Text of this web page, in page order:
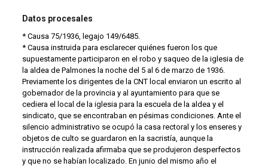
Datos procesales
* Causa 75/1936, legajo 149/6485.
* Causa instruida para esclarecer quiénes fueron los que
supuestamente participaron en el robo y saqueo de la iglesia de
la aldea de Palmones la noche del 5 al 6 de marzo de 1936.
Previamente los dirigentes de la CNT local enviaron un escrito al
gobernador de la provincia y al ayuntamiento para que se
cediera el local de la iglesia para la escuela de la aldea y el
sindicato, que se encontraban en pésimas condiciones. Ante el
silencio administrativo se ocupó la casa rectoral y los enseres y
objetos de culto se guardaron en la sacristía, aunque la
instrucción realizada afirmaba que se produjeron desperfectos
y que no se habían localizado. En junio del mismo año el